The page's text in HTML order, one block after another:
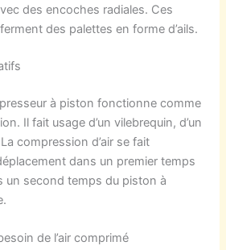
des encoches radiales. Ces
des palettes en forme d’ails.
à piston fonctionne comme
Il fait usage d’un vilebrequin, d’un
compression d’air se fait
dans un premier temps
un second temps du piston à
de l’air comprimé